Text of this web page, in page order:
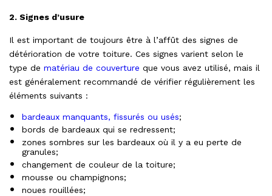
2. Signes d’usure
Il est important de toujours être à l’affût des signes de
détérioration de votre toiture. Ces signes varient selon le
type de matériau de couverture que vous avez utilisé, mais il
est généralement recommandé de vérifier régulièrement les
éléments suivants :
bardeaux manquants, fissurés ou usés;
bords de bardeaux qui se redressent;
zones sombres sur les bardeaux où il y a eu perte de
granules;
changement de couleur de la toiture;
mousse ou champignons;
noues rouillées;